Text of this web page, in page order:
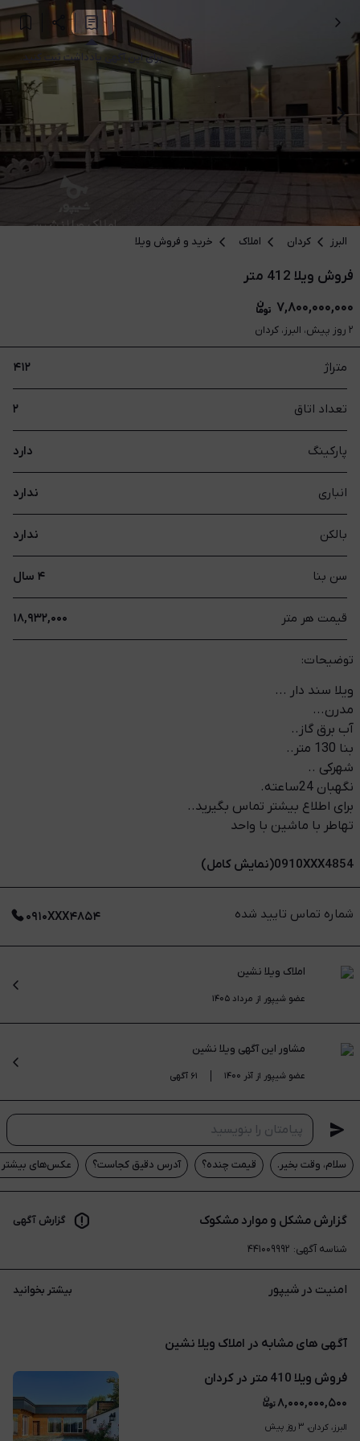
البرز کردان املاک خرید و فروش ویلا
فروش ویلا 412 متر
۷,۸۰۰,۰۰۰,۰۰۰
۲ روز پیش، البرز، کردان
متراژ ۴۱۲
تعداد اتاق ۲
پارکینگ دارد
انباری ندارد
بالکن ندارد
سن بنا ۴ سال
قیمت هر متر ۱۸,۹۳۲,۰۰۰
توضیحات:
ویلا سند دار ...
مدرن...
آب برق گاز..
بنا 130 متر..
شهرکی ..
نگهبان 24ساعته.
برای اطلاع بیشتر تماس بگیرید..
تهاطر با ماشین با واحد
0910XXX4854(نمایش کامل)
شماره تماس تایید شده ۰۹۱۰XXX۴۸۵۴
املاک ویلا نشین
عضو شیپور از مرداد ۱۴۰۵
مشاور این آگهی ویلا نشین
عضو شیپور از آذر ۱۴۰۰ ۶۱ آگهی
سلام، وقت بخیر. قیمت چنده؟ آدرس دقیق کجاست؟ عکس‌های بیشتر
گزارش مشکل و موارد مشکوک گزارش آگهی
شناسه آگهی: ۴۴۱۰۰۹۹۹۲
امنیت در شیپور بیشتر بخوانید
آگهی های مشابه در املاک ویلا نشین
فروش ویلا 410 متر در کردان
۸,۰۰۰,۰۰۰,۵۰۰
البرز، کردان، ۳ روز پیش
برای این آگهی یادداشت ثبت کنید.